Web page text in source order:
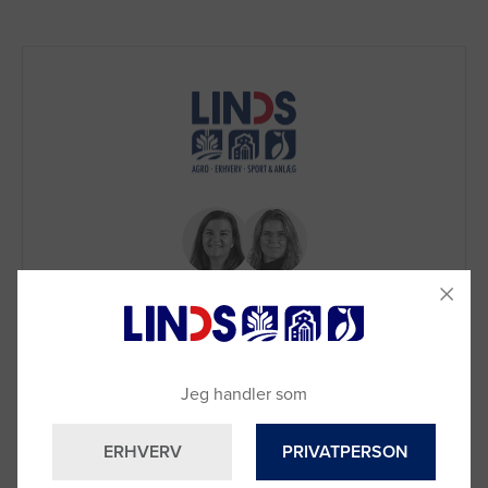
chateller ring til os på
Vi sidder klar til at hjælpe dig.
Du kan også kontakte din lokale sælger
se oversigten her
Jeg handler som
ERHVERV PRIVATPERSON